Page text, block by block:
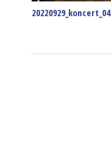
20220929_koncert_04